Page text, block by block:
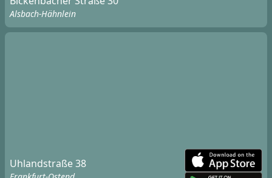
Alsbach-Hähnlein
Uhlandstraße 38